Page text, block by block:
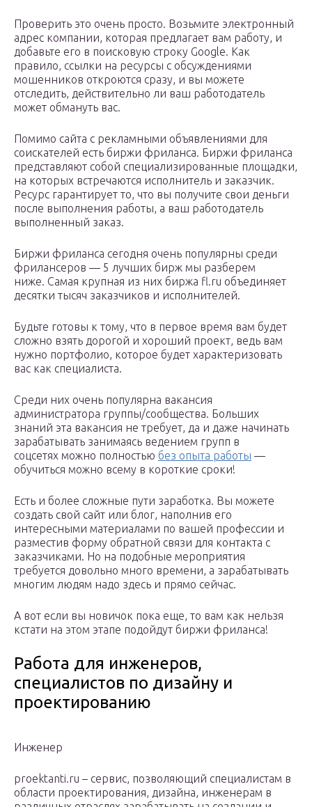
Проверить это очень просто. Возьмите электронный
адрес компании, которая предлагает вам работу, и
добавьте его в поисковую строку Google. Как
правило, ссылки на ресурсы с обсуждениями
мошенников откроются сразу, и вы можете
отследить, действительно ли ваш работодатель
может обмануть вас.
Помимо сайта с рекламными объявлениями для
соискателей есть биржи фриланса. Биржи фриланса
представляют собой специализированные площадки,
на которых встречаются исполнитель и заказчик.
Ресурс гарантирует то, что вы получите свои деньги
после выполнения работы, а ваш работодатель
выполненный заказ.
Биржи фриланса сегодня очень популярны среди
фрилансеров — 5 лучших бирж мы разберем
ниже. Самая крупная из них биржа fl.ru объединяет
десятки тысяч заказчиков и исполнителей.
Будьте готовы к тому, что в первое время вам будет
сложно взять дорогой и хороший проект, ведь вам
нужно портфолио, которое будет характеризовать
вас как специалиста.
Среди них очень популярна вакансия
администратора группы/сообщества. Больших
знаний эта вакансия не требует, да и даже начинать
зарабатывать занимаясь ведением групп в
соцсетях можно полностью без опыта работы —
обучиться можно всему в короткие сроки!
Есть и более сложные пути заработка. Вы можете
создать свой сайт или блог, наполнив его
интересными материалами по вашей профессии и
разместив форму обратной связи для контакта с
заказчиками. Но на подобные мероприятия
требуется довольно много времени, а зарабатывать
многим людям надо здесь и прямо сейчас.
А вот если вы новичок пока еще, то вам как нельзя
кстати на этом этапе подойдут биржи фриланса!
Работа для инженеров,
специалистов по дизайну и
проектированию
Инженер
proektanti.ru – сервис, позволяющий специалистам в
области проектирования, дизайна, инженерам в